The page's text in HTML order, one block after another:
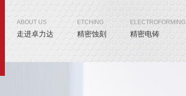
ABOUT US
走进卓力达
ETCHING
精密蚀刻
ELECTROFORMING
精密电铸